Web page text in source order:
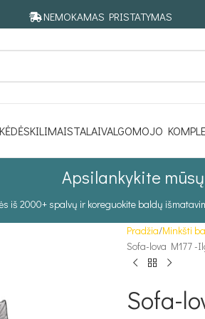
NEMOKAMAS PRISTATYMAS
KĖDĖSKILIMAISTALAIVALGOMOJO
Apsilankykite
iš 2000+ spalvų ir koreguokite baldų
Pradžia Minkšti
Sofa-lova M177 -
Sofa-